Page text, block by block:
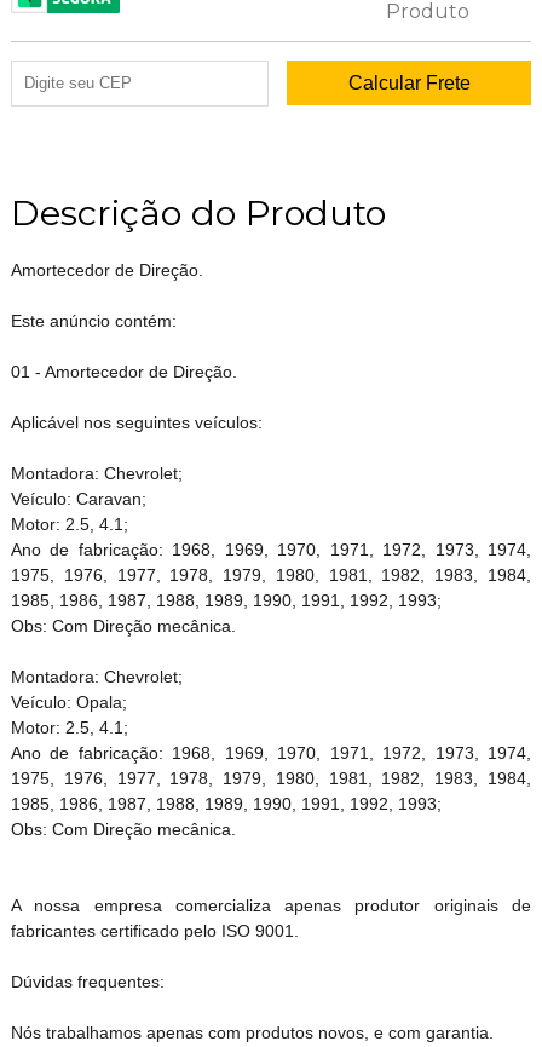
Descrição do Produto
Amortecedor de Direção.
Este anúncio contém:
01 - Amortecedor de Direção.
Aplicável nos seguintes veículos:
Montadora: Chevrolet;
Veículo: Caravan;
Motor: 2.5, 4.1;
Ano de fabricação: 1968, 1969, 1970, 1971, 1972, 1973, 1974,
1975, 1976, 1977, 1978, 1979, 1980, 1981, 1982, 1983, 1984,
1985, 1986, 1987, 1988, 1989, 1990, 1991, 1992, 1993;
Obs: Com Direção mecânica.
Montadora: Chevrolet;
Veículo: Opala;
Motor: 2.5, 4.1;
Ano de fabricação: 1968, 1969, 1970, 1971, 1972, 1973, 1974,
1975, 1976, 1977, 1978, 1979, 1980, 1981, 1982, 1983, 1984,
1985, 1986, 1987, 1988, 1989, 1990, 1991, 1992, 1993;
Obs: Com Direção mecânica.
A nossa empresa comercializa apenas produtor originais de
fabricantes certificado pelo ISO 9001.
Dúvidas frequentes:
Nós trabalhamos apenas com produtos novos, e com garantia.